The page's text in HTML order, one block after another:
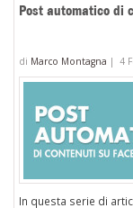
Post automatico di
di Marco Montagna | 4
In questa serie di